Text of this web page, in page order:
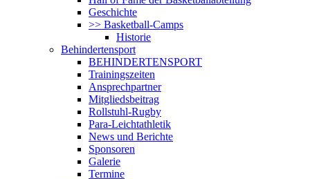
Geschichte
>> Basketball-Camps
Historie
Behindertensport
BEHINDERTENSPORT
Trainingszeiten
Ansprechpartner
Mitgliedsbeitrag
Rollstuhl-Rugby
Para-Leichtathletik
News und Berichte
Sponsoren
Galerie
Termine